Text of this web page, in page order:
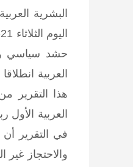
حشد سياسي
هذا التقرير
العربية
في التقرير